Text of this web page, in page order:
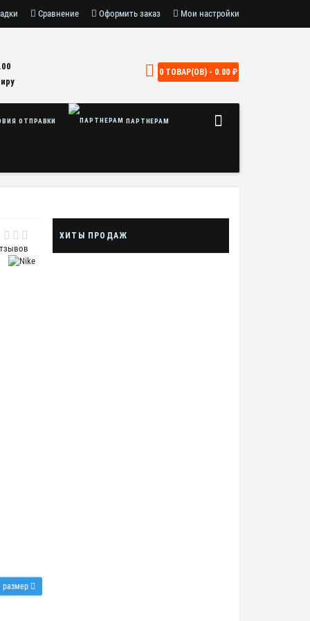
Сравнение Оформить заказ Мои настройки
0 ТОВАР(ОВ) - 0.00 ₽
ОТПРАВКИ ПАРТНЕРАМ
ХИТЫ ПРОДАЖ
размер